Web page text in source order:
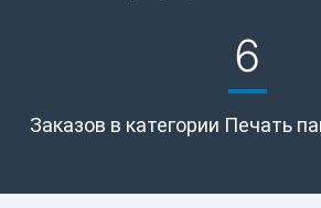
6
Заказов в категории Печать